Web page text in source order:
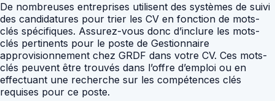
De nombreuses entreprises utilisent des systèmes de suivi
des candidatures pour trier les CV en fonction de mots-
clés spécifiques. Assurez-vous donc d’inclure les mots-
clés pertinents pour le poste de Gestionnaire
approvisionnement chez GRDF dans votre CV. Ces mots-
clés peuvent être trouvés dans l’offre d’emploi ou en
effectuant une recherche sur les compétences clés
requises pour ce poste.